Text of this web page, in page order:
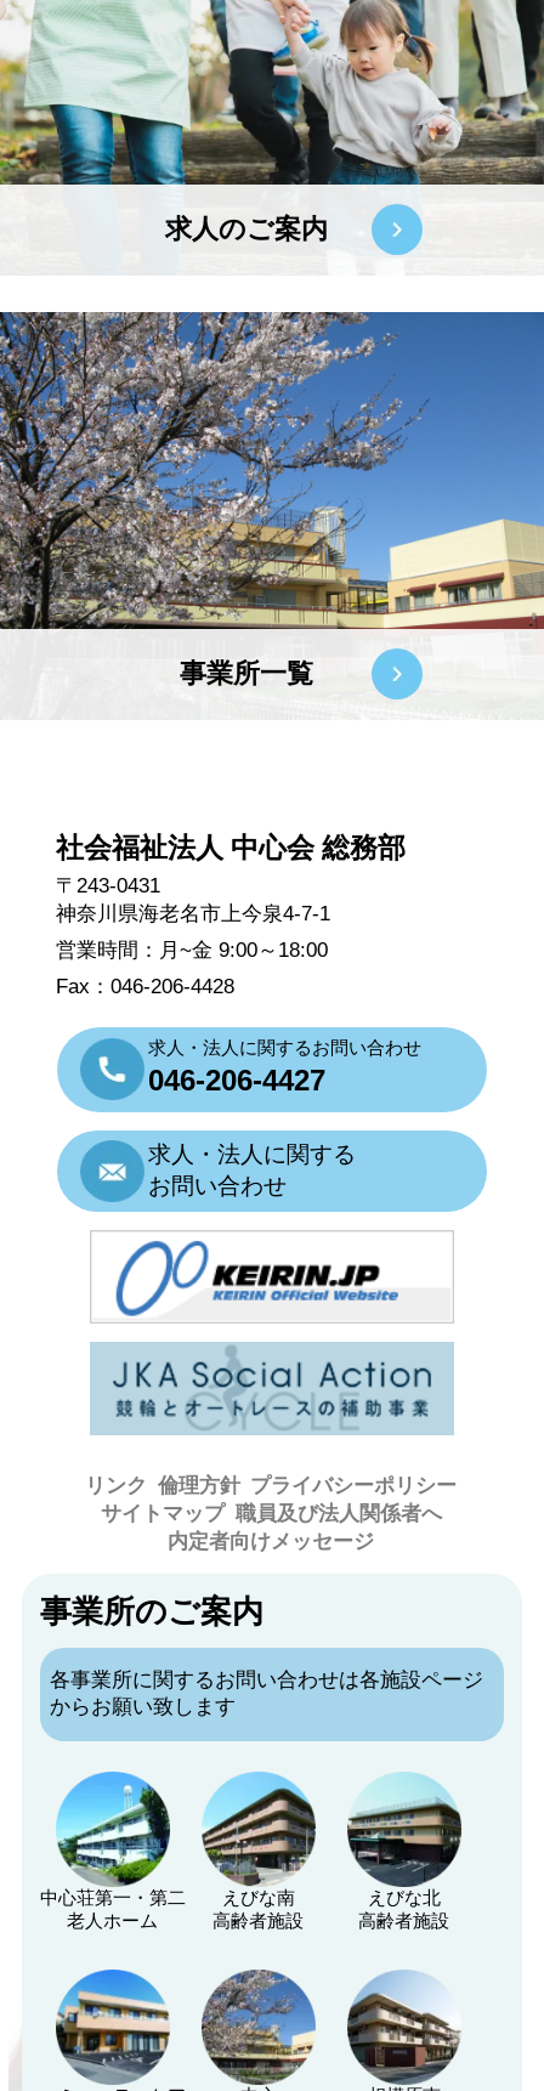
求人のご案内
事業所一覧
社会福祉法人 中心会 総務部
〒243-0431
神奈川県海老名市上今泉4-7-1
営業時間：月~金 9:00～18:00
Fax：046-206-4428
求人・法人に関するお問い合わせ
046-206-4427
求人・法人に関する
お問い合わせ
リンク 倫理方針 プライバシーポリシー
サイトマップ 職員及び法人関係者へ
内定者向けメッセージ
事業所のご案内
各事業所に関するお問い合わせは各施設ページ
からお願い致します
中心荘第一・第二
老人ホーム
えびな南
高齢者施設
えびな北
高齢者施設